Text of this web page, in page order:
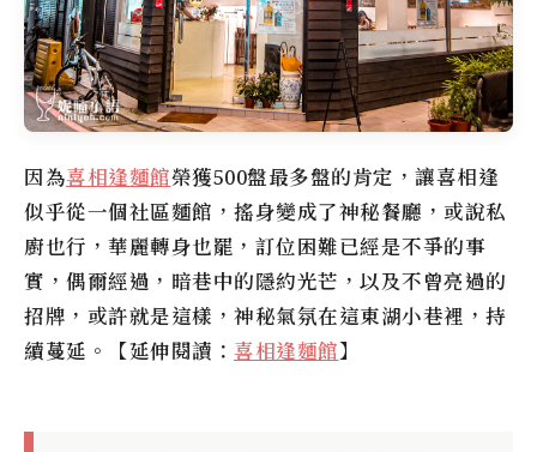
因為喜相逢麵館榮獲500盤最多盤的肯定，讓喜相逢
似乎從一個社區麵館，搖身變成了神秘餐廳，或說私
廚也行，華麗轉身也罷，訂位困難已經是不爭的事
實，偶爾經過，暗巷中的隱約光芒，以及不曾亮過的
招牌，或許就是這樣，神秘氣氛在這東湖小巷裡，持
續蔓延。【延伸閱讀： 喜相逢麵館】